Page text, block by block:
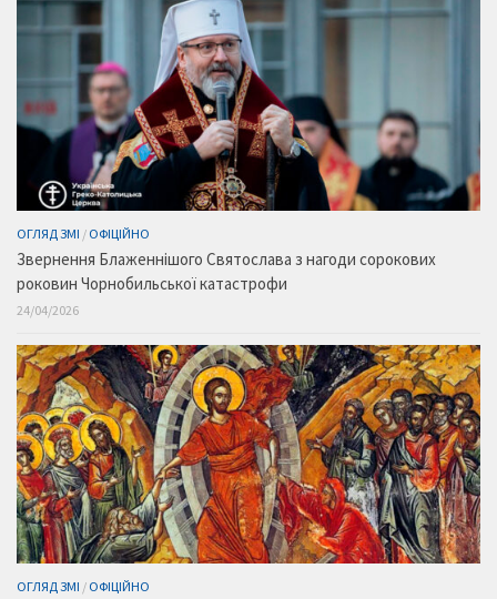
ОГЛЯД ЗМІ / ОФІЦІЙНО
Звернення Блаженнішого Святослава з нагоди сорокових
роковин Чорнобильської катастрофи
24/04/2026
ОГЛЯД ЗМІ / ОФІЦІЙНО